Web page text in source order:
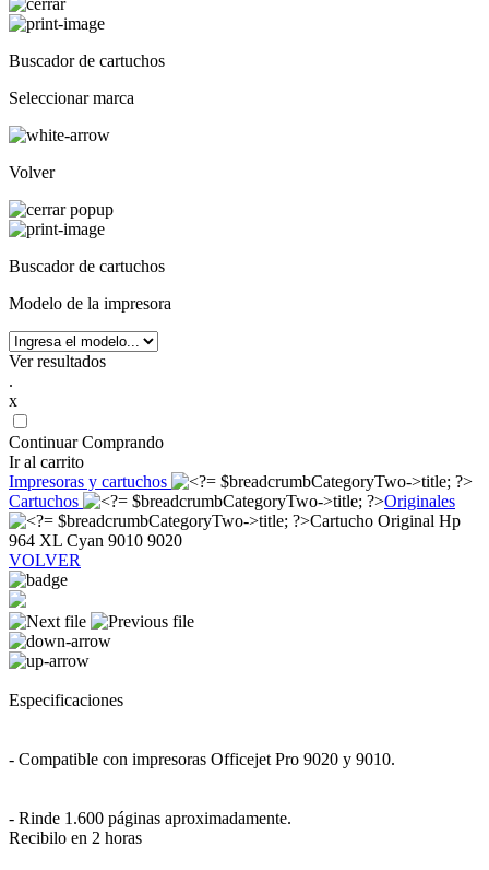
Buscador de cartuchos
Seleccionar marca
Volver
Buscador de cartuchos
Modelo de la impresora
Ver resultados
.
x
Continuar Comprando
Ir al carrito
Impresoras y cartuchos
Cartuchos
Originales
Cartucho Original Hp
964 XL Cyan 9010 9020
VOLVER
Especificaciones
- Compatible con impresoras Officejet Pro 9020 y 9010.
- Rinde 1.600 páginas aproximadamente.
Recibilo en 2 horas